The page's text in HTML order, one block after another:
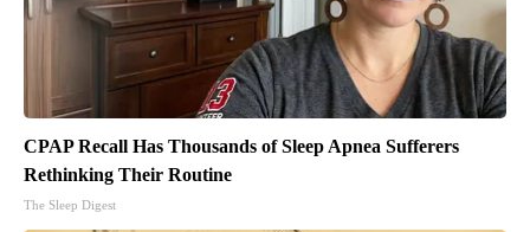
CPAP Recall Has Thousands of Sleep Apnea Sufferers
Rethinking Their Routine
The Sleep Digest